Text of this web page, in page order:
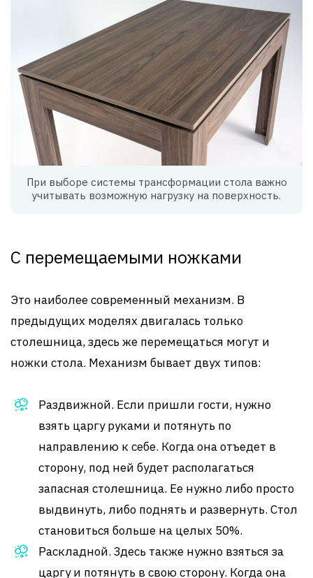
При выборе системы трансформации стола важно
учитывать возможную нагрузку на поверхность.
С перемещаемыми ножками
Это наиболее современный механизм. В
предыдущих моделях двигалась только
столешница, здесь же перемещаться могут и
ножки стола. Механизм бывает двух типов:
Раздвижной. Если пришли гости, нужно
взять царгу руками и потянуть по
направлению к себе. Когда она отъедет в
сторону, под ней будет располагаться
запасная столешница. Ее нужно либо просто
выдвинуть, либо поднять и развернуть. Стол
становиться больше на целых 50%.
Раскладной. Здесь также нужно взяться за
царгу и потянуть в свою сторону. Когда она